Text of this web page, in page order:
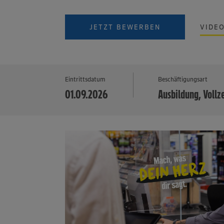
JETZT BEWERBEN
Eintrittsdatum
01.09.2026
Beschäftigungsart
Ausbildung,